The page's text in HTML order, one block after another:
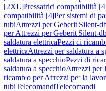
[2XL]Pressatrici compatibilità
compatibilità [4]Per sistemi di
tubiAttrezzi per Geberit Silent-
per Attrezzi per Geberit Silent-
saldatura elettricaPezzi di
elettricaAttrezzi per saldatura a
saldatura a specchioPezzi di
saldatura a specchioAttrezzi per
ricambio per Attrezzi per la
tubiTelecomandiTelecomandi